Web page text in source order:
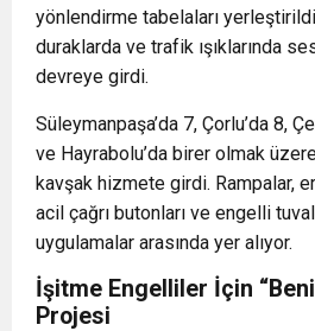
yönlendirme tabelaları
duraklarda ve trafik ışıklarında
devreye girdi.
Süleymanpaşa’da 7, Çorlu’da 8,
ve Hayrabolu’da birer olmak
kavşak hizmete girdi. Rampalar,
acil çağrı butonları ve engelli
uygulamalar arasında yer alıyor.
İşitme Engelliler İçin
Projesi